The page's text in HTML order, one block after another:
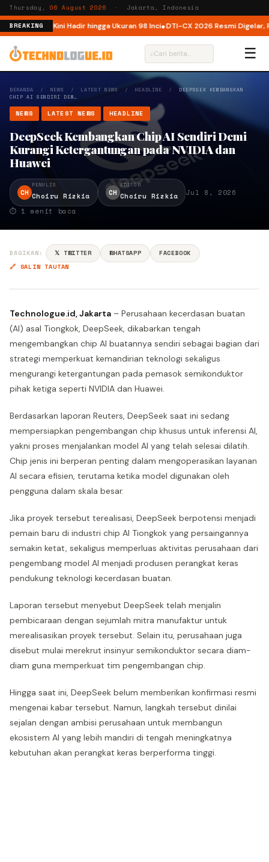
Thursday,06 August 2026 · Jakarta, Indonesia
BREAKING
Indonesia, Kini Hadir hingga Ukuran 98 Inci DTI-CX 2026 Resmi Digelar,
⌕ ☰
BERANDA / NEWS / LATEST NEWS / HEADLINE /DEEPSEEK KEMBANGKAN
CHIP AI SENDIRI DEM…
NEWS LATEST NEWS HEADLINE
DeepSeek Kembangkan Chip AI Sendiri Demi
Kurangi Ketergantungan pada NVIDIA dan
Huawei
CH
PENULIS
Choiru Rizkia CH
EDITOR
Choiru Rizkia
Jul 8, 2026
⏱ 1 menit baca
BAGIKAN: 𝕏 TWITTER WHATSAPP
FACEBOOK
🔗 SALIN TAUTAN
Technologue.id,Jakarta – Perusahaan kecerdasan buatan
(AI) asal Tiongkok, DeepSeek, dikabarkan tengah
mengembangkan chip AI buatannya sendiri sebagai bagian dari
strategi memperkuat kemandirian teknologi sekaligus
mengurangi ketergantungan pada pemasok semikonduktor
pihak ketiga seperti NVIDIA dan Huawei.
Berdasarkan laporan Reuters, DeepSeek saat ini sedang
mempersiapkan pengembangan chip khusus untuk inferensi AI,
yakni proses menjalankan model AI yang telah selesai dilatih.
Chip jenis ini berperan penting dalam mengoperasikan layanan
AI secara efisien, terutama ketika model digunakan oleh
pengguna dalam skala besar.
Jika proyek tersebut terealisasi, DeepSeek berpotensi menjadi
pemain baru di industri chip AI Tiongkok yang persaingannya
semakin ketat, sekaligus memperluas aktivitas perusahaan dari
pengembang model AI menjadi produsen perangkat keras
pendukung teknologi kecerdasan buatan.
Laporan tersebut menyebut DeepSeek telah menjalin
pembicaraan dengan sejumlah mitra manufaktur untuk
merealisasikan proyek tersebut. Selain itu, perusahaan juga
disebut mulai merekrut insinyur semikonduktor secara diam-
diam guna memperkuat tim pengembangan chip.
Hingga saat ini, DeepSeek belum memberikan konfirmasi resmi
mengenai kabar tersebut. Namun, langkah tersebut dinilai
sejalan dengan ambisi perusahaan untuk membangun
ekosistem AI yang lebih mandiri di tengah meningkatnya
kebutuhan akan perangkat keras berperforma tinggi.